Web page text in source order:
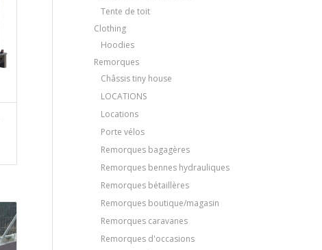
Tente de toit
Clothing
Hoodies
Remorques
Châssis tiny house
LOCATIONS
Locations
Porte vélos
Remorques bagagères
Remorques bennes hydrauliques
Remorques bétaillères
Remorques boutique/magasin
Remorques caravanes
Remorques d'occasions